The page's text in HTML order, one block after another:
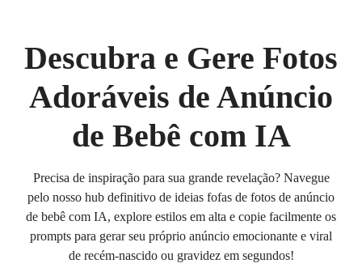
Descubra e Gere Fotos
Adoráveis de Anúncio
de Bebê com IA
Precisa de inspiração para sua grande revelação? Navegue
pelo nosso hub definitivo de ideias fofas de fotos de anúncio
de bebê com IA, explore estilos em alta e copie facilmente os
prompts para gerar seu próprio anúncio emocionante e viral
de recém-nascido ou gravidez em segundos!